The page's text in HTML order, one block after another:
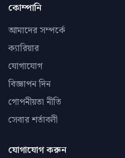
কোম্পানি
আমাদের সম্পর্কে
ক্যারিয়ার
যোগাযোগ
বিজ্ঞাপন দিন
গোপনীয়তা নীতি
সেবার শর্তাবলী
যোগাযোগ করুন